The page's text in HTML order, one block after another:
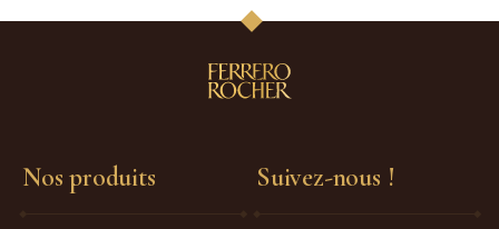
Nos produits Suivez-nous !